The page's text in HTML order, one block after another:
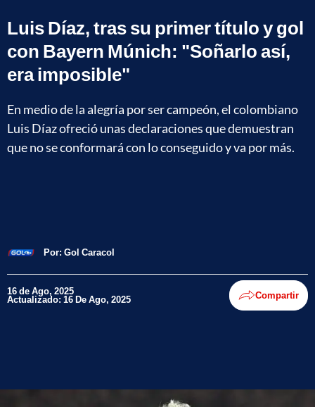
Luis Díaz, tras su primer título y gol
con Bayern Múnich: "Soñarlo así,
era imposible"
En medio de la alegría por ser campeón, el colombiano
Luis Díaz ofreció unas declaraciones que demuestran
que no se conformará con lo conseguido y va por más.
Por: Gol Caracol
16 de Ago, 2025
Actualizado: 16 De Ago, 2025 Compartir